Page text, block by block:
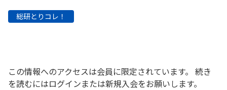
お問い合わせ
総研とりコレ！
この情報へのアクセスは会員に限定されています。 続き
を読むにはログインまたは新規入会をお願いします。